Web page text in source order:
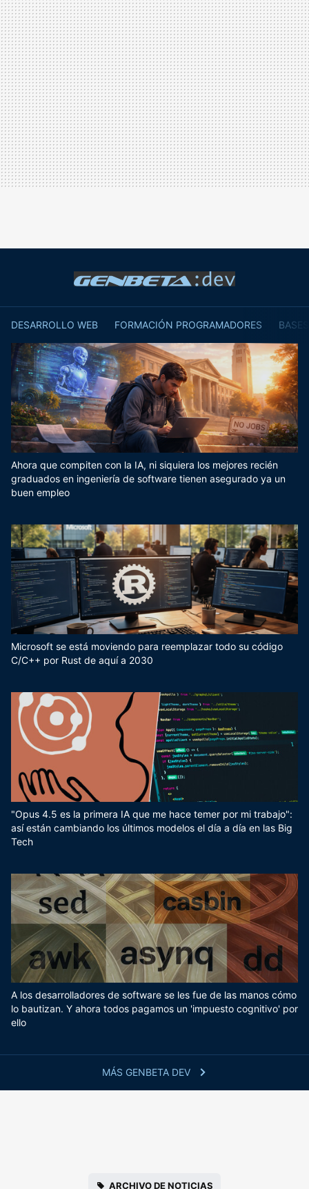
DESARROLLO WEB FORMACIÓN PROGRAMADORES
MÁS GENBETA DEV
Ahora que compiten con la IA, ni siquiera los mejores recién
graduados en ingeniería de software tienen asegurado ya un
buen empleo
Microsoft se está moviendo para reemplazar todo su código
C/C++ por Rust de aquí a 2030
"Opus 4.5 es la primera IA que me hace temer por mi trabajo":
así están cambiando los últimos modelos el día a día en las Big
Tech
A los desarrolladores de software se les fue de las manos cómo
lo bautizan. Y ahora todos pagamos un 'impuesto cognitivo' por
ello
ARCHIVO DE NOTICIAS